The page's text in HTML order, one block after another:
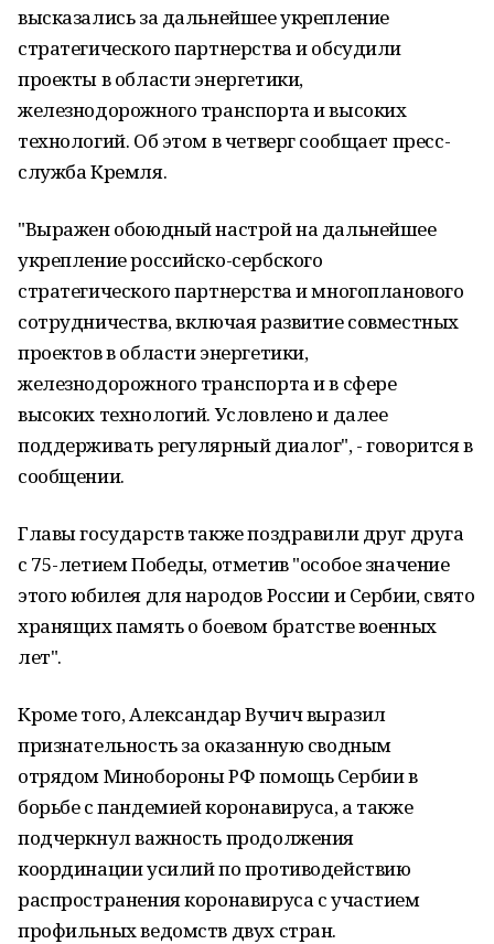
высказались за дальнейшее укрепление
стратегического партнерства и обсудили
проекты в области энергетики,
железнодорожного транспорта и высоких
технологий. Об этом в четверг сообщает пресс-
служба Кремля.
"Выражен обоюдный настрой на дальнейшее
укрепление российско-сербского
стратегического партнерства и многопланового
сотрудничества, включая развитие совместных
проектов в области энергетики,
железнодорожного транспорта и в сфере
высоких технологий. Условлено и далее
поддерживать регулярный диалог", - говорится в
сообщении.
Главы государств также поздравили друг друга
с 75-летием Победы, отметив "особое значение
этого юбилея для народов России и Сербии, свято
хранящих память о боевом братстве военных
лет".
Кроме того, Александар Вучич выразил
признательность за оказанную сводным
отрядом Минобороны РФ помощь Сербии в
борьбе с пандемией коронавируса, а также
подчеркнул важность продолжения
координации усилий по противодействию
распространения коронавируса с участием
профильных ведомств двух стран.